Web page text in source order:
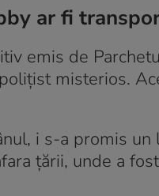
ar fi
emis de
misterios.
i s-a promis
țării, unde a